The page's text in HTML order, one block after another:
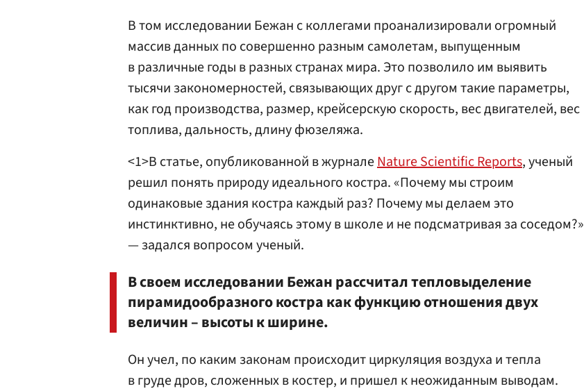
В том исследовании Бежан с коллегами проанализировали огромный
массив данных по совершенно разным самолетам, выпущенным
в различные годы в разных странах мира. Это позволило им выявить
тысячи закономерностей, связывающих друг с другом такие параметры,
как год производства, размер, крейсерскую скорость, вес двигателей, вес
топлива, дальность, длину фюзеляжа.
<1>В статье, опубликованной в журналеNature Scientific Reports, ученый
решил понять природу идеального костра. «Почему мы строим
одинаковые здания костра каждый раз? Почему мы делаем это
инстинктивно, не обучаясь этому в школе и не подсматривая за соседом?»
— задался вопросом ученый.
В своем исследовании Бежан рассчитал тепловыделение
пирамидообразного костра как функцию отношения двух
величин – высоты к ширине.
Он учел, по каким законам происходит циркуляция воздуха и тепла
в груде дров, сложенных в костер, и пришел к неожиданным выводам.